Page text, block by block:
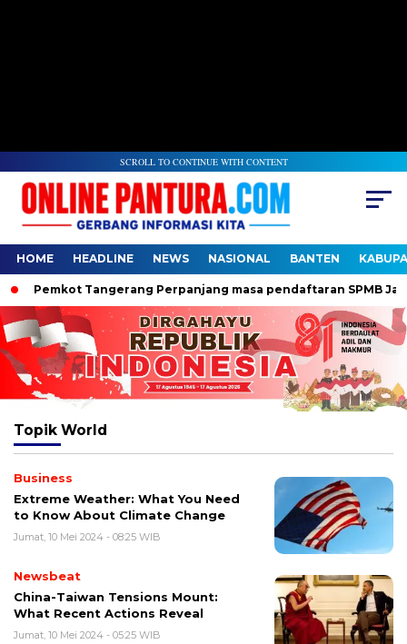
SCROLL TO CONTINUE WITH CONTENT
HOME HEADLINE NEWS NASIONAL BANTEN
Pemkot Tangerang Perpanjang masa pendaftaran SPMB Jalur
Topik World
Business
Extreme Weather: What You Need
to Know About Climate Change
Jumat, 10 Mei 2024 - 08:25 WIB
Newsbeat
China-Taiwan Tensions Mount:
What Recent Actions Reveal
Jumat, 10 Mei 2024 - 05:25 WIB